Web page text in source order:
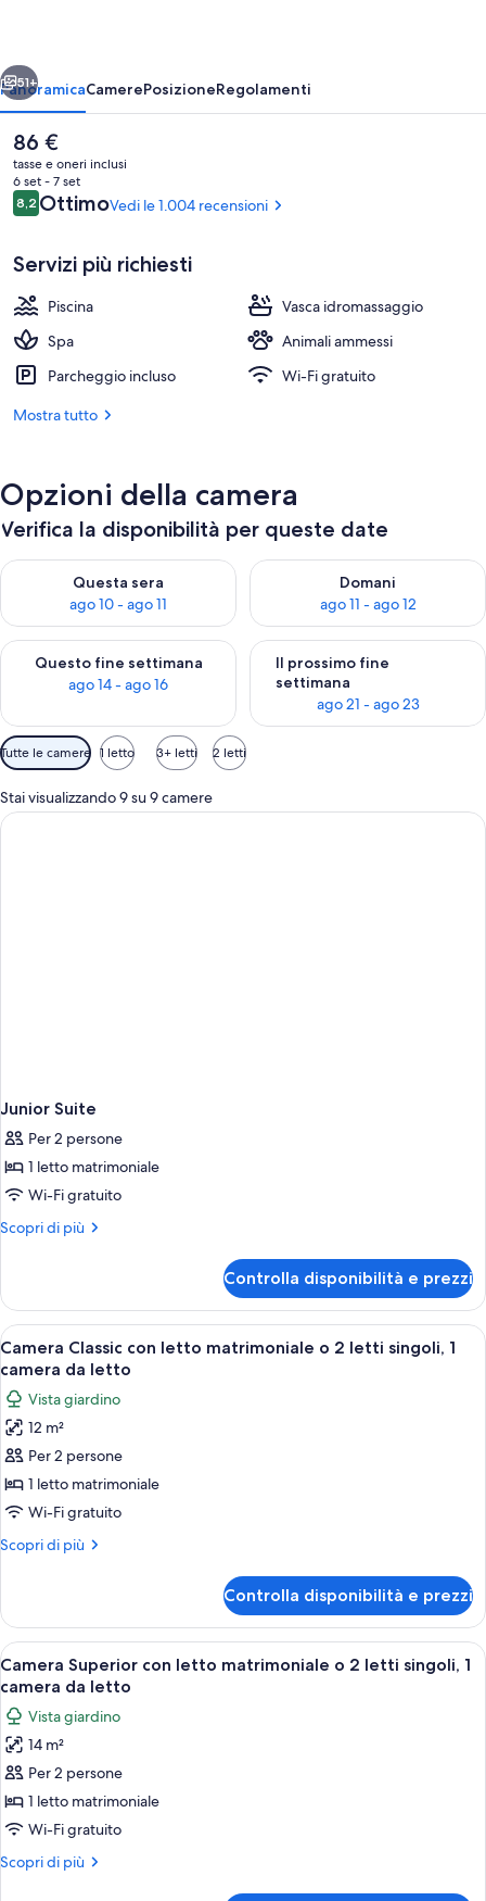
Piscina coperta, lettini
Avanti
51+
PanoramicaCamerePosizioneRegolamenti
Il
prezzo
attuale
è
86 €
86 €
tasse e oneri inclusi
6 set - 7 set
Recensioni
8,28,2 su 10
OttimoVedi le 1.004 recensioni
Servizi più richiesti
Piscina
Vasca idromassaggio
Spa
Animali ammessi
Parcheggio incluso
Wi-Fi gratuito
Mostra tutto
Opzioni della camera
Verifica la disponibilità per queste date
Questa sera
ago 10 - ago 11
Verifica la disponibilità per questa sera, ago 10 - ago 11
Domani
ago 11 - ago 12
Verifica la disponibilità per
Questo fine settimana
ago 14 - ago 16
Verifica la disponibilità per questo fine settimana, ago 14 -
Il prossimo fine
settimana
ago 21 - ago 23
Verifica la disponibilità per il
Filtri
disponibili
per
le
Tutte le camere 1 letto 3+ letti 2 letti
Stai visualizzando 9 su 9 camere
Junior Suite
Per 2 persone
1 letto matrimoniale
Wi-Fi gratuito
Scopri di più
Altri
Suite
Controlla disponibilità e prezzi
Apri
tutte
le
foto
per
Camera
Classic
con
letto
matrimoniale
2
letti
singoli,
1
camera
da
letto
Camera Classic con letto
5
Camera Classic con letto matrimoniale o 2 letti singoli, 1
camera da letto
Vista giardino
12 m²
Per 2 persone
1 letto matrimoniale
Wi-Fi gratuito
Scopri di più
Altri
Classic
con
letto
matrimoniale
2
letti
singoli,
camera
letto
Controlla disponibilità e prezzi
Apri
tutte
le
foto
per
Camera
Superior
con
letto
matrimoniale
Camera Superior con letto
5
Camera Superior con letto matrimoniale o 2 letti singoli, 1
camera da letto
Vista giardino
14 m²
Per 2 persone
1 letto matrimoniale
Wi-Fi gratuito
Scopri di più
Altri